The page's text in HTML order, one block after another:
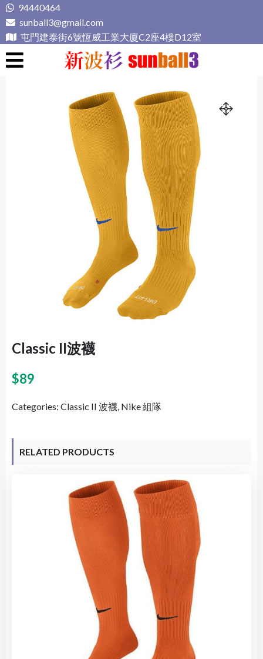
Skip
to
content
94440464
sunball3@gmail.com
屯門建泰街6號恆威工業大廈C2座4樓D12室
Classic II波襪
$89
Categories: Classic II 波襪, Nike 組隊
RELATED PRODUCTS